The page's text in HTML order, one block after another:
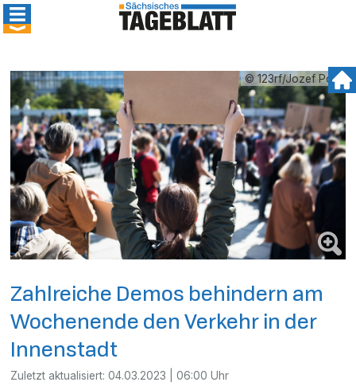
© 123rf/Jozef Polc
Zahlreiche Demos behindern am
Wochenende den Verkehr in der
Innenstadt
Zuletzt aktualisiert:04.03.2023 | 06:00 Uhr